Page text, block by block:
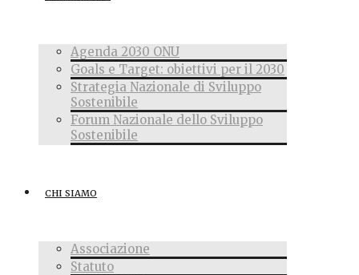
Agenda 2030 ONU
Goals e Target: obiettivi per il 2030
Strategia Nazionale di Sviluppo
Sostenibile
Forum Nazionale dello Sviluppo
Sostenibile
CHI SIAMO
Associazione
Statuto